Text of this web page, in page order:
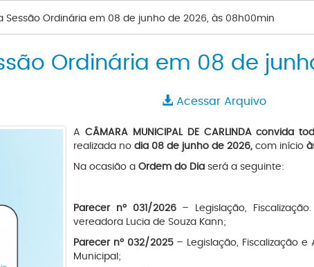
Sessão Ordinária em 08 de junho de 2026, às 08h00min
Ordinária em 08 de
Acessar Arquivo
A CÂMARA MUNICIPAL DE CARLINDA
realizada no dia 08 de junho de 2026, com início
Na ocasião a Ordem do Dia será a seguinte:
Parecer nº 031/2026– Legislação,
vereadora Lucia de Souza Kann;
Parecer nº 032/2025– Legislação, Fiscalização e
Municipal;